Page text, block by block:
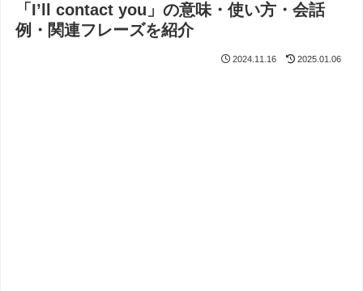
「I’ll contact you」の意味・使い方・会話
例・関連フレーズを紹介
2024.11.16 2025.01.06